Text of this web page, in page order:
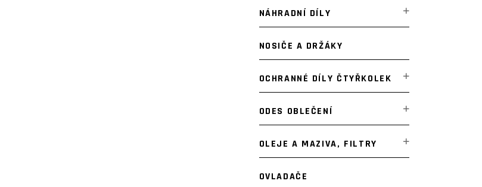
NÁHRADNÍ DÍLY
NOSIČE A DRŽÁKY
OCHRANNÉ DÍLY ČTYŘKOLEK
ODES OBLEČENÍ
OLEJE A MAZIVA, FILTRY
OVLADAČE